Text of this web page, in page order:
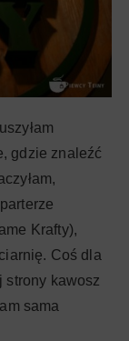
gdzie znaleźć
Krafty),
Coś dla
strony kawosz
sama